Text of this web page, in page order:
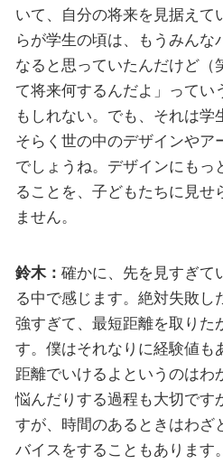
いて、自分の将来を見据えて
らが学生の頃は、もうみんな
なると思っていたんだけど（
て将来何するんだよ」ってい
もしれない。でも、それは学
そらく世の中のデザインやア
でしょうね。デザインにもっ
ることを、子どもたちに見せ
ません。
鈴木： 確かに、先を見すぎて
る中で感じます。絶対失敗し
強すぎて、最短距離を取りた
す。僕はそれなりに経験値も
距離でいけるよというのはわ
悩んだりする過程も大切です
すが、時間のあるときはわざ
バイスをすることもあります。